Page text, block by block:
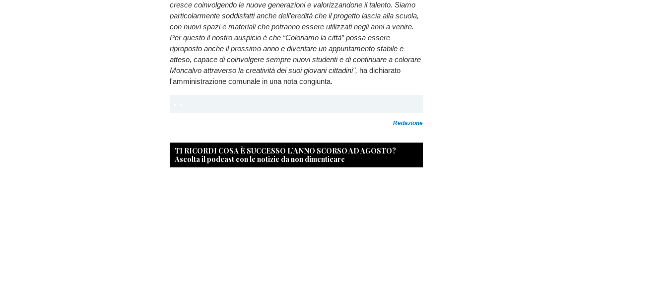
cresce coinvolgendo le nuove generazioni e valorizzandone il talento. Siamo
particolarmente soddisfatti anche dell’eredità che il progetto lascia alla scuola,
con nuovi spazi e materiali che potranno essere utilizzati negli anni a venire.
Per questo il nostro auspicio è che “Coloriamo la città” possa essere
riproposto anche il prossimo anno e diventare un appuntamento stabile e
atteso, capace di coinvolgere sempre nuovi studenti e di continuare a colorare
Moncalvo attraverso la creatività dei suoi giovani cittadini", ha dichiarato
l'amministrazione comunale in una nota congiunta.
Redazione
TI RICORDI COSA È SUCCESSO L’ANNO SCORSO AD AGOSTO?
Ascolta il podcast con le notizie da non dimenticare